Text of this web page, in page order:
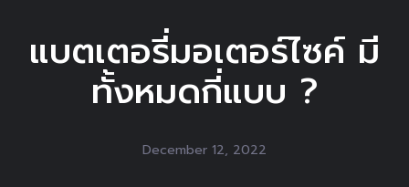
แบตเตอรี่มอเตอร์ไซค์ มี
ทั้งหมดกี่แบบ ?
December 12, 2022